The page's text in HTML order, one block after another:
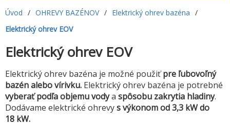
Úvod / OHREVY BAZÉNOV / Elektrický ohrev bazéna /
Elektrický ohrev EOV
Elektrický ohrev EOV
Elektrický ohrev bazéna je možné použiťpre ľubovoľný
bazén alebo vírivku. Elektrický ohrev bazéna je potrebné
vyberať podľa objemu vodya spôsobu zakrytia hladiny.
Dodávame elektrické ohrevys výkonom od 3,3 kW do
18 kW.